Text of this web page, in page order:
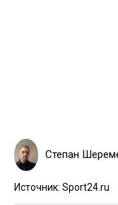
Степан
Источник: Sport24.ru